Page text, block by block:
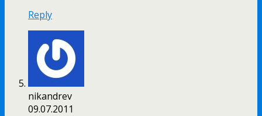
Reply
nikandrev
09.07.2011